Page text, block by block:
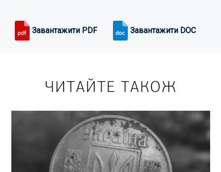
Завантажити PDF Завантажити DOC
ЧИТАЙТЕ ТАКОЖ